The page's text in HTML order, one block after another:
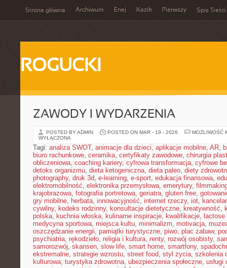
Strona główna Archiwum Enej Kazik Pierwszy Spis Treści
ROGUCKI
ZAWODY I WYDARZENIA
POSTED BY ADMIN POSTED ON MAR - 19 - 2026
MOŻLIWOŚĆ
WYŁĄCZONA
Tagi: analiza SWOT, animacje dla dzieci, aplikacje mobilne, AR,
biuro rachunkowe, ceramika, certyfikaty zawodowe, chirurgia
obliczeniowa, coaching kariery, cyfrowa transformacja, cyfrowe
detoks organizmu, dieta ketogeniczna, dieta paleo, diety
photography, druk 3d, e-learning, e-sport, edukacja finansowa,
elektromobilność, elektronika przemysłowa, emerytury,
krajobrazowa, fotografia portretowa, geriatra, gluten free,
gry mobilne, herbata, innowacyjność, internet rzeczy, iot,
cywilny, kodeks rodzinny, konsultacje dietetyczne, kreatywność,
polska, kuchnia włoska, kulinarne inspiracje, kwalifikacje, lactose
medycyna sportowa, miejsca kultu, minimalizm, motivacja,
oszczędzanie energii, pamiątki turystyczne, piwo, plac zabaw,
psychiatria, rękodzieło, religia i kultura, renty, rozwój osobisty,
samorozwój, skansen, slow life, smart home, smartfony,
ekstremalne, strategie wzrostu, street food, styl życia, szkolenia
kulturowa, turystyka zdrowotna, ubezpieczenia społeczne, usługi